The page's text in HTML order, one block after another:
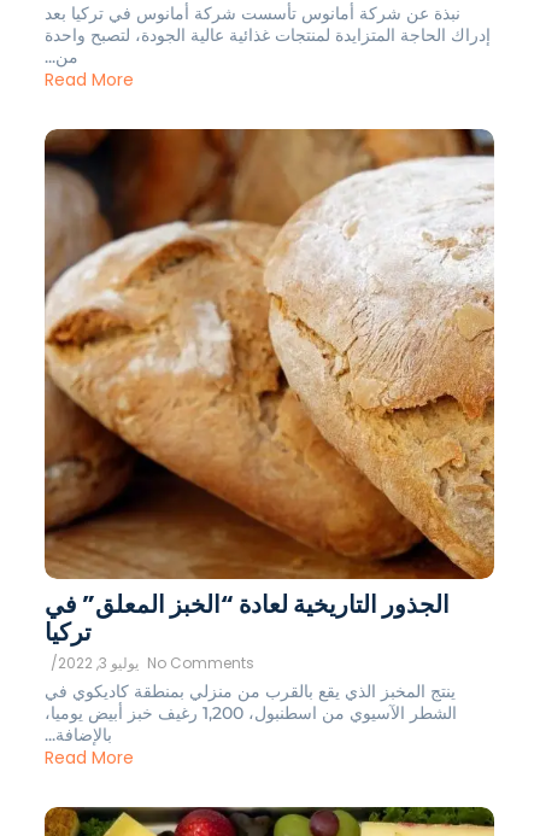
نبذة عن شركة أمانوس تأسست شركة أمانوس في تركيا بعد
إدراك الحاجة المتزايدة لمنتجات غذائية عالية الجودة، لتصبح واحدة
من...
Read More
الجذور التاريخية لعادة “الخبز المعلق” في
تركيا
يوليو 3, 2022 / No Comments
ينتج المخبز الذي يقع بالقرب من منزلي بمنطقة كاديكوي في
الشطر الآسيوي من اسطنبول، 1,200 رغيف خبز أبيض يوميا،
بالإضافة...
Read More